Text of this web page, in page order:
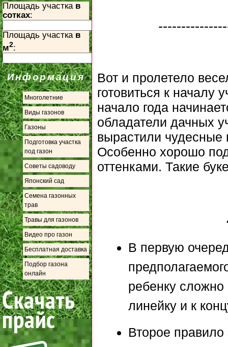
Площадь участка в
сотках:
Площадь участка в
м2:
Информация
Многолетние
Виды газонов
Газоны
Подготовка участка
под газон
Советы садоводу
Японский сад
Семена газонных
трав
Травы для газонов
Видео про газон
Бесплатная доставка
Подбор газона
онлайн
Вот и пролетело
готовиться к началу
начало года
обладатели дачных
вырастили чудесные
Особенно хорошо
оттенками. Такие
В первую
ребенку сложно
линейку и к
Второе правило